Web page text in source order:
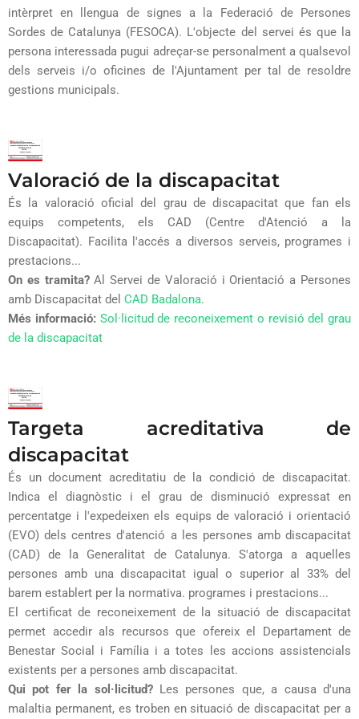
intèrpret en llengua de signes a la Federació de Persones
Sordes de Catalunya (FESOCA). L'objecte del servei és que la
persona interessada pugui adreçar-se personalment a qualsevol
dels serveis i/o oficines de l'Ajuntament per tal de resoldre
gestions municipals.
Valoració de la discapacitat
És la valoració oficial del grau de discapacitat que fan els
equips competents, els CAD (Centre d'Atenció a la
Discapacitat). Facilita l'accés a diversos serveis, programes i
prestacions...
On es tramita?Al Servei de Valoració i Orientació a Persones
amb Discapacitat del CAD Badalona.
Més informació: Sol·licitud de reconeixement o revisió del grau
de la discapacitat
Targeta acreditativa de
discapacitat
És un document acreditatiu de la condició de discapacitat.
Indica el diagnòstic i el grau de disminució expressat en
percentatge i l'expedeixen els equips de valoració i orientació
(EVO) dels centres d'atenció a les persones amb discapacitat
(CAD) de la Generalitat de Catalunya. S'atorga a aquelles
persones amb una discapacitat igual o superior al 33% del
barem establert per la normativa. programes i prestacions...
El certificat de reconeixement de la situació de discapacitat
permet accedir als recursos que ofereix el Departament de
Benestar Social i Família i a totes les accions assistencials
existents per a persones amb discapacitat.
Qui pot fer la sol·licitud? Les persones que, a causa d'una
malaltia permanent, es troben en situació de discapacitat per a